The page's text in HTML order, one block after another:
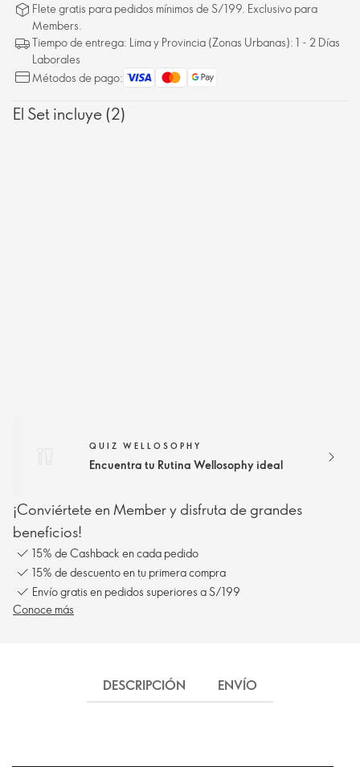
Flete gratis para pedidos mínimos de S/199. Exclusivo para
Members.
Tiempo de entrega: Lima y Provincia (Zonas Urbanas): 1 - 2 Días
Laborales
Métodos de pago:
El Set incluye (2)
QUIZ WELLOSOPHY
Encuentra tu Rutina Wellosophy ideal
¡Conviértete en Member y disfruta de grandes
beneficios!
15% de Cashback en cada pedido
15% de descuento en tu primera compra
Envío gratis en pedidos superiores a S/199
Conoce más
DESCRIPCIÓN ENVÍO